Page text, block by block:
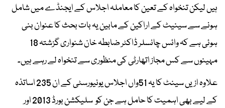
ہیں لیکن تنخواہ کے تعین کا معاملہ اجلاس کے ایجنڈے میں شامل
ہونے سے سینیٹ کے اراکین کے مابین یہ بات بحث کا عنوان بنی
ہوئی ہے کہ وائس چانسلر ڈاکٹر ضابطہ خان شنواری گزشتہ 18
مہینوں سے کس مجاز اتھارٹی کی منظوری سے تنخواہ لے رہے ہیں۔
علاوہ ازیں سینٹ کا یہ 51واں اجلاس یونیورسٹی کے ان 235 اساتذہ
کے لیے بھی اہمیت کا حامل ہے جن کو سلیکشن بورڈ 2013 اور